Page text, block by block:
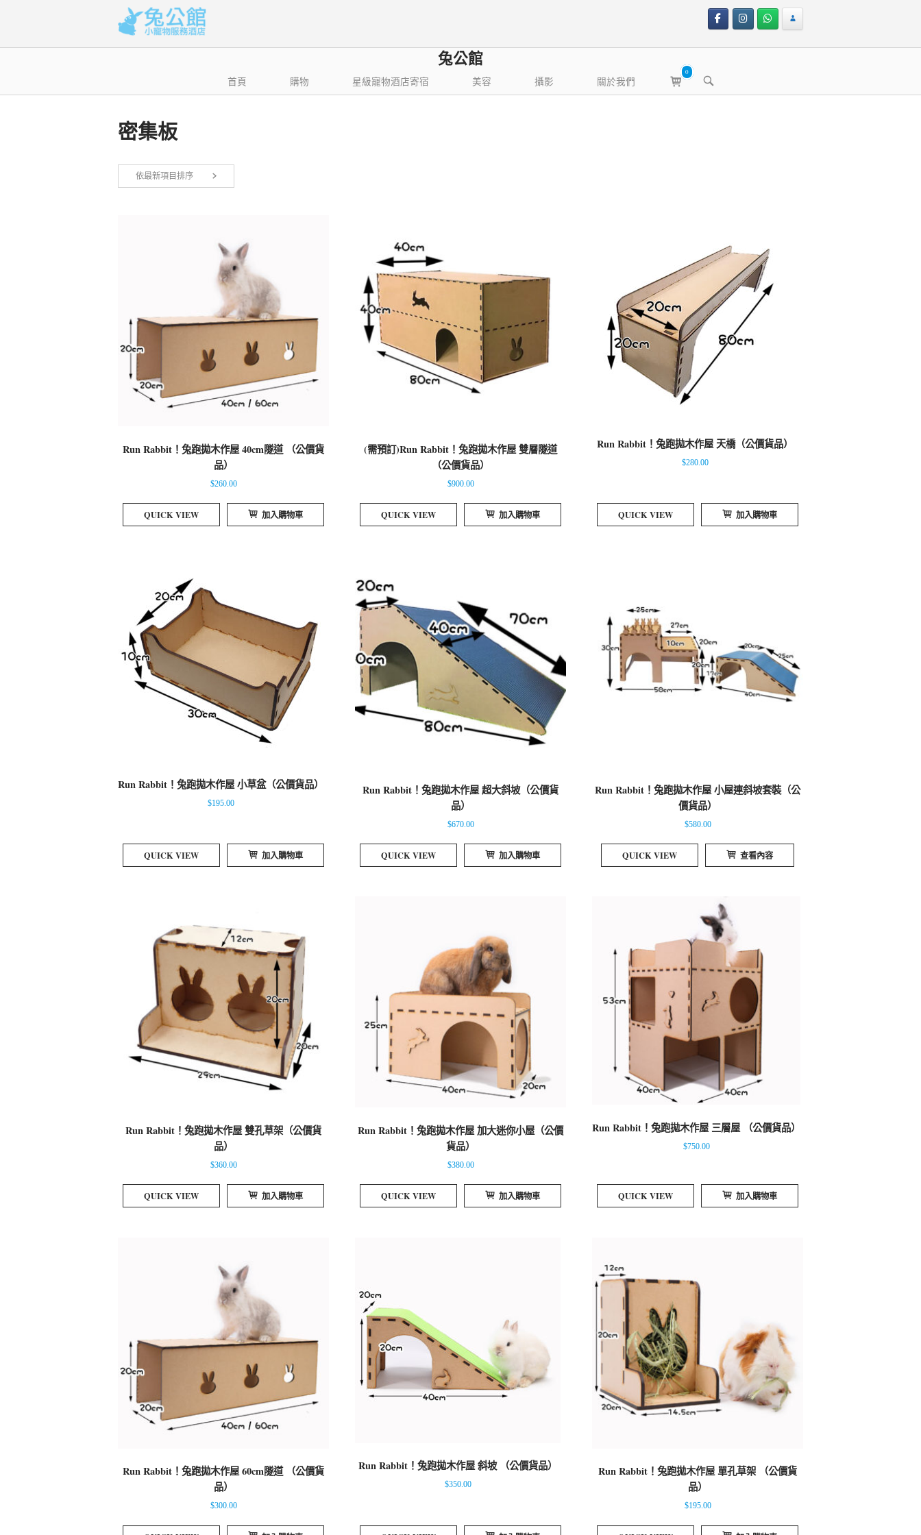
兔公館
首頁 購物 星級寵物酒店寄宿 美容 攝影 關於我們
View
shopping
0
OPEN
SEARCH
密集板
依最新項目排序
Run Rabbit！兔跑拋木作屋 40cm隧道 （公價貨
品）
$260.00
QUICK VIEW 加入購物車
(需預訂)Run Rabbit！兔跑拋木作屋 雙層隧道
（公價貨品）
$900.00
QUICK VIEW 加入購物車
Run Rabbit！兔跑拋木作屋 天橋（公價貨品）
$280.00
QUICK VIEW 加入購物車
Run Rabbit！兔跑拋木作屋 小草盆（公價貨品）
$195.00
QUICK VIEW 加入購物車
Run Rabbit！兔跑拋木作屋 超大斜坡（公價貨
品）
$670.00
QUICK VIEW 加入購物車
Run Rabbit！兔跑拋木作屋 小屋連斜坡套裝（公
價貨品）
$580.00
QUICK VIEW 查看內容
Run Rabbit！兔跑拋木作屋 雙孔草架（公價貨
品）
$360.00
QUICK VIEW 加入購物車
Run Rabbit！兔跑拋木作屋 加大迷你小屋（公價
貨品）
$380.00
QUICK VIEW 加入購物車
Run Rabbit！兔跑拋木作屋 三層屋 （公價貨品）
$750.00
QUICK VIEW 加入購物車
Run Rabbit！兔跑拋木作屋 60cm隧道 （公價貨
品）
$300.00
Run Rabbit！兔跑拋木作屋 斜坡 （公價貨品）
$350.00
Run Rabbit！兔跑拋木作屋 單孔草架 （公價貨
品）
$195.00